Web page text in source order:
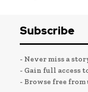
Subscribe
- Never miss a
- Gain full access
- Browse free from